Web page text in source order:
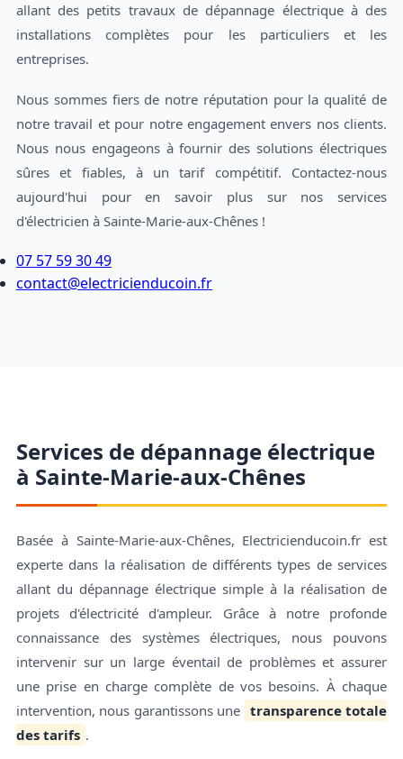
allant des petits travaux de dépannage électrique à des
installations complètes pour les particuliers et les
entreprises.
Nous sommes fiers de notre réputation pour la qualité de
notre travail et pour notre engagement envers nos clients.
Nous nous engageons à fournir des solutions électriques
sûres et fiables, à un tarif compétitif. Contactez-nous
aujourd'hui pour en savoir plus sur nos services
d'électricien à Sainte-Marie-aux-Chênes !
07 57 59 30 49
contact@electricienducoin.fr
Services de dépannage électrique
à Sainte-Marie-aux-Chênes
Basée à Sainte-Marie-aux-Chênes, Electricienducoin.fr est
experte dans la réalisation de différents types de services
allant du dépannage électrique simple à la réalisation de
projets d'électricité d'ampleur. Grâce à notre profonde
connaissance des systèmes électriques, nous pouvons
intervenir sur un large éventail de problèmes et assurer
une prise en charge complète de vos besoins. À chaque
intervention, nous garantissons une transparence totale
des tarifs .